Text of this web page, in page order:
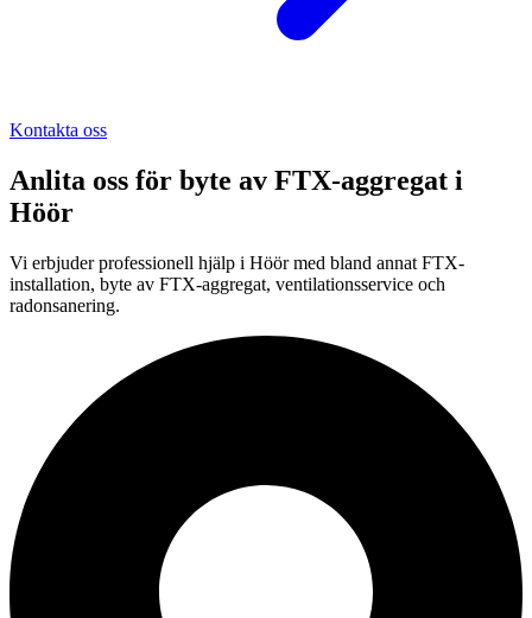
Kontakta oss
Anlita oss för byte av FTX-aggregat i
Höör
Vi erbjuder professionell hjälp i Höör med bland annat FTX-
installation, byte av FTX-aggregat, ventilationsservice och
radonsanering.